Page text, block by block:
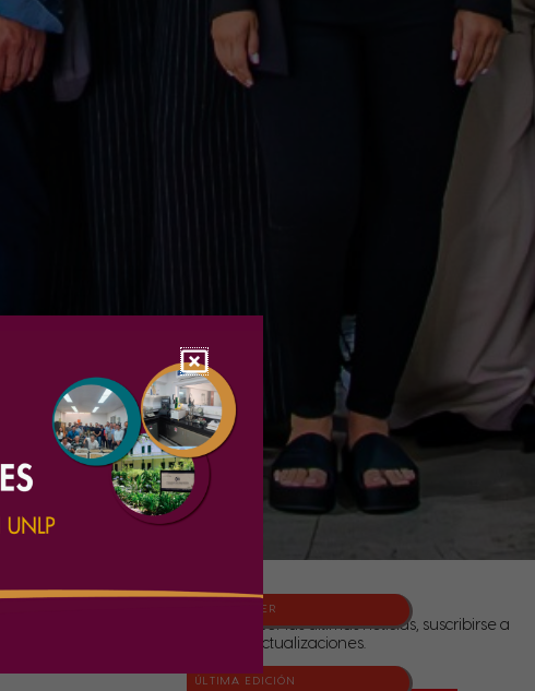
Para conocer las últimas noticias, suscribirse a
nuestras actualizaciones.
ÚLTIMA EDICIÓN
NEWSLETTER